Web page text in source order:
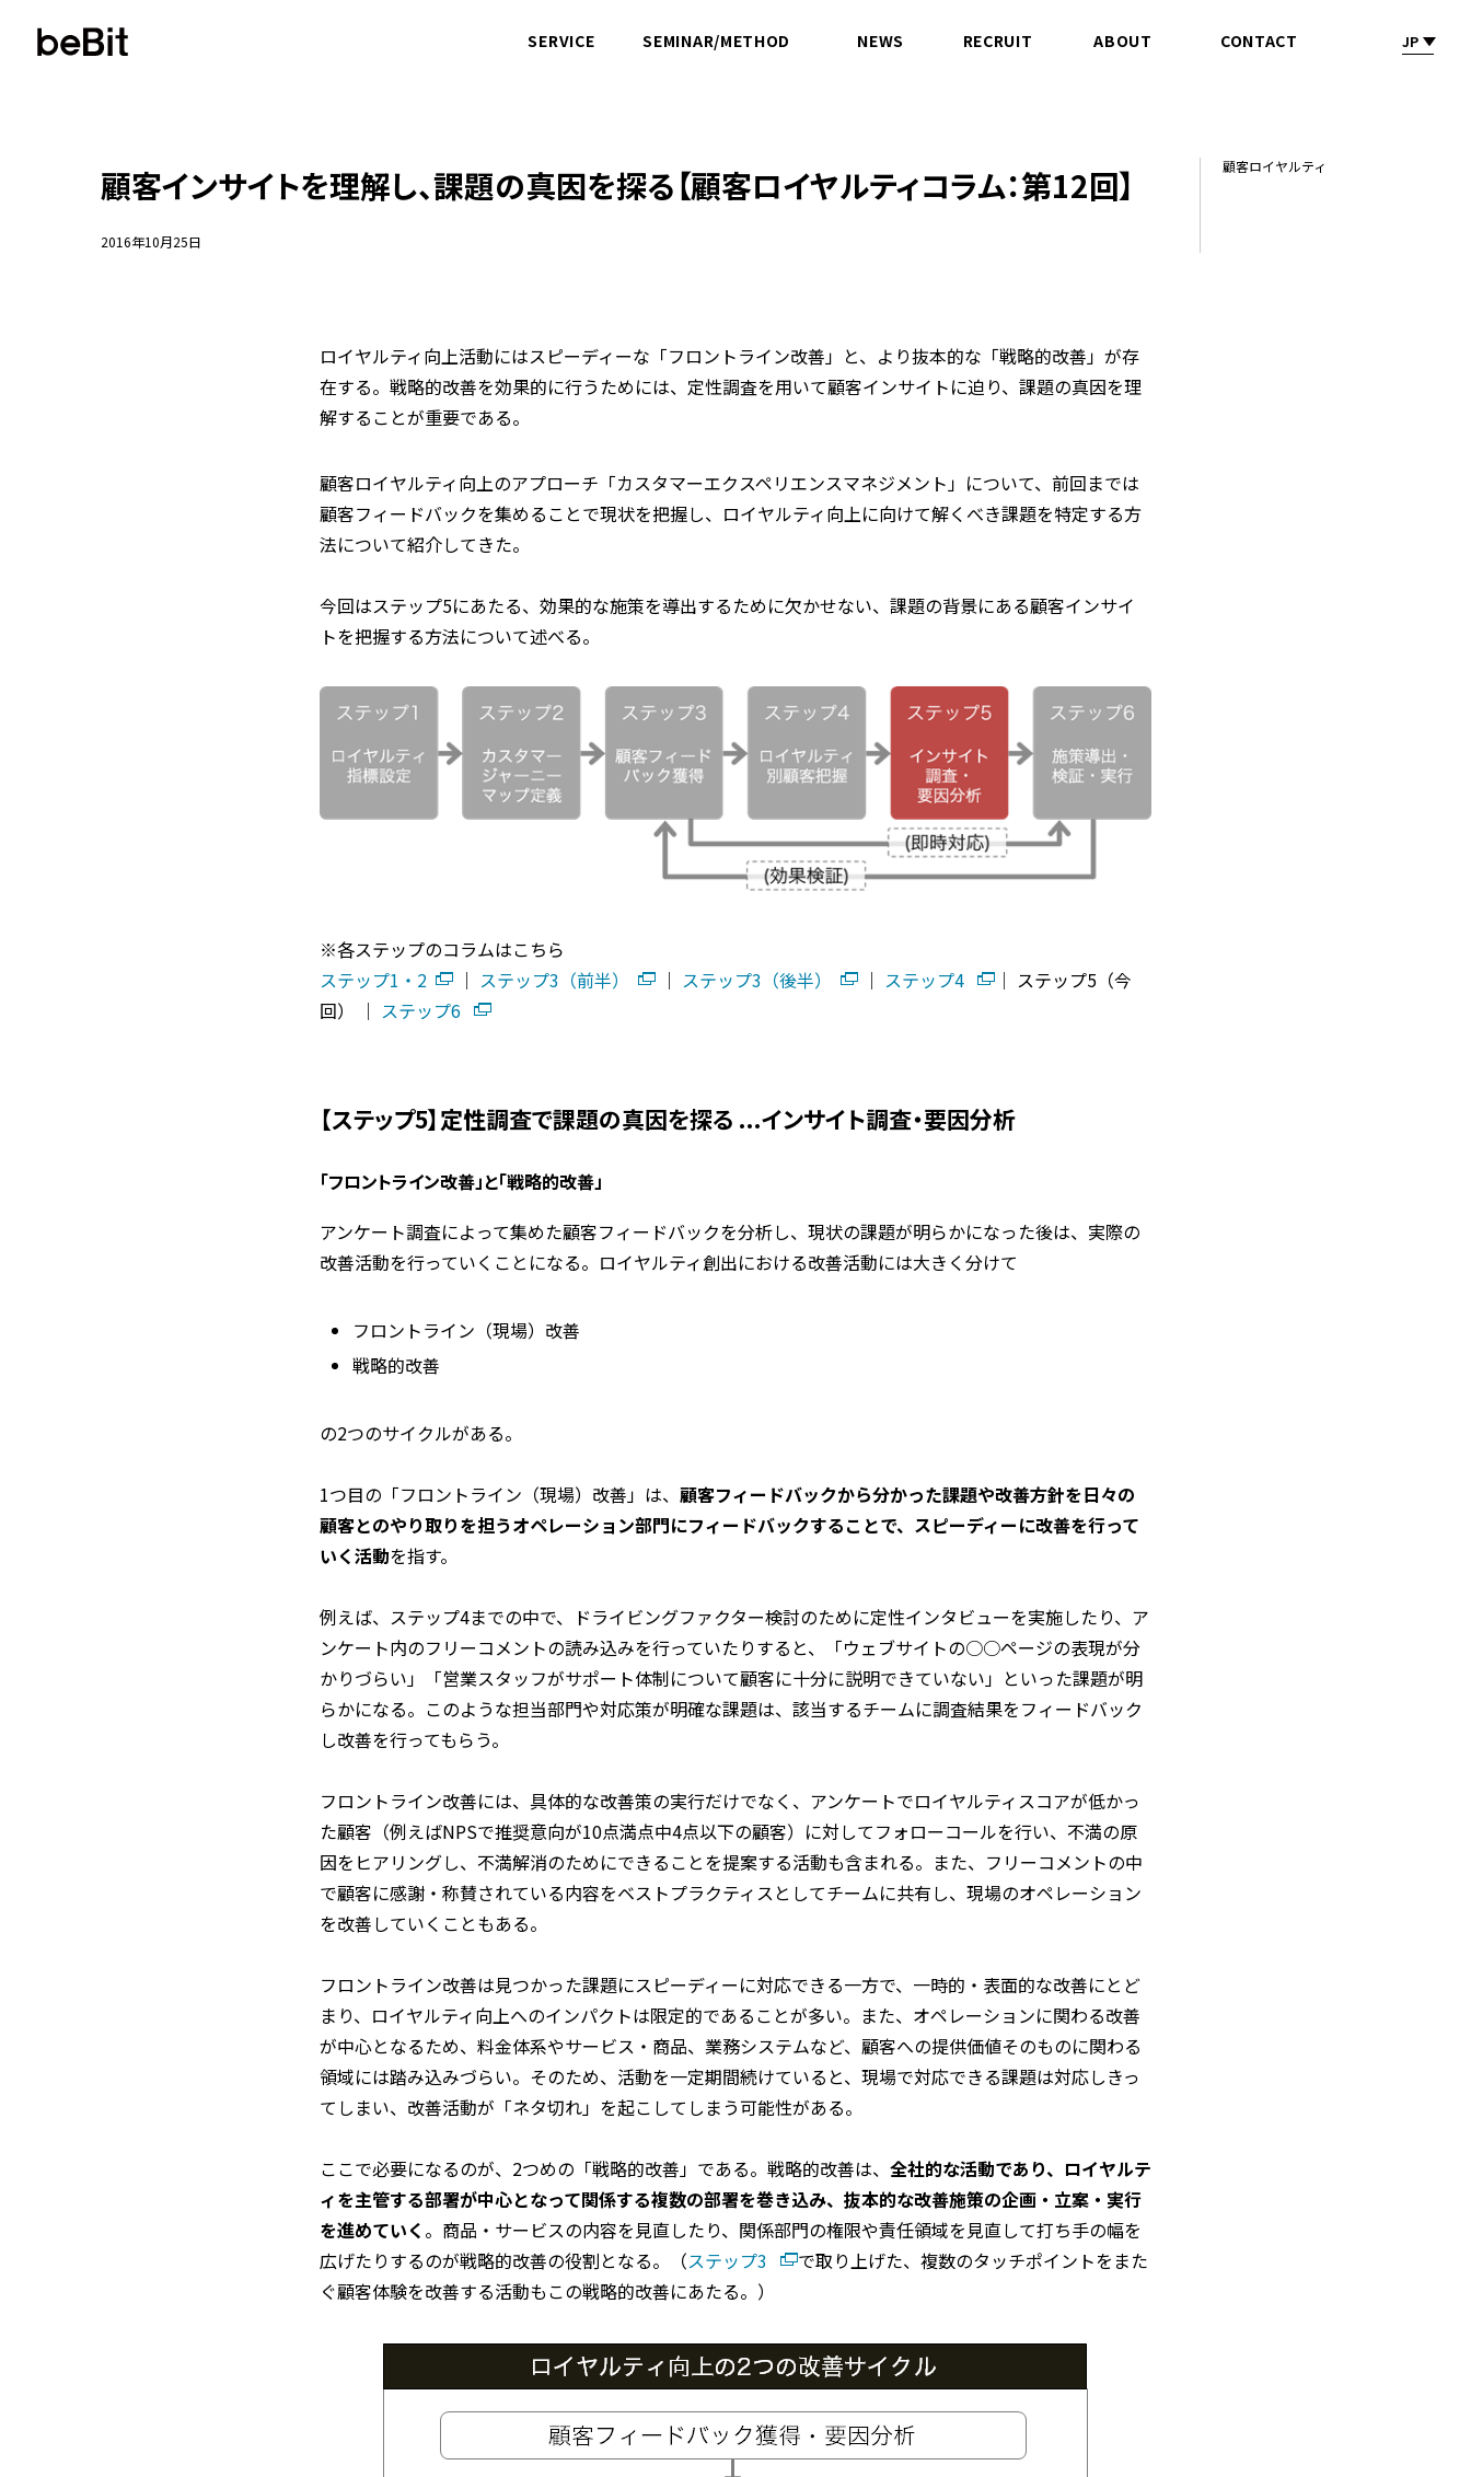
SERVICE SEMINAR/METHOD NEWS RECRUIT ABOUT CONTACT JP
顧客インサイトを理解し、課題の真因を探る【顧客ロイヤルティコラム：第12回】
2016年10月25日
顧客ロイヤルティ
ロイヤルティ向上活動にはスピーディーな「フロントライン改善」と、より抜本的な「戦略的改善」が存
在する。戦略的改善を効果的に行うためには、定性調査を用いて顧客インサイトに迫り、課題の真因を理
解することが重要である。
顧客ロイヤルティ向上のアプローチ「カスタマーエクスペリエンスマネジメント」について、前回までは
顧客フィードバックを集めることで現状を把握し、ロイヤルティ向上に向けて解くべき課題を特定する方
法について紹介してきた。
今回はステップ5にあたる、効果的な施策を導出するために欠かせない、課題の背景にある顧客インサイ
トを把握する方法について述べる。
※各ステップのコラムはこちら
ステップ1・2
│ ステップ3（前半） │ ステップ3（後半） │ ステップ4
│ ステップ5（今
回） │ ステップ6
【ステップ5】定性調査で課題の真因を探る ...インサイト調査・要因分析
「フロントライン改善」と「戦略的改善」
アンケート調査によって集めた顧客フィードバックを分析し、現状の課題が明らかになった後は、実際の
改善活動を行っていくことになる。ロイヤルティ創出における改善活動には大きく分けて
フロントライン（現場）改善
戦略的改善
の2つのサイクルがある。
1つ目の「フロントライン（現場）改善」は、 顧客フィードバックから分かった課題や改善方針を日々の
顧客とのやり取りを担うオペレーション部門にフィードバックすることで、スピーディーに改善を行って
いく活動を指す。
例えば、ステップ4までの中で、ドライビングファクター検討のために定性インタビューを実施したり、ア
ンケート内のフリーコメントの読み込みを行っていたりすると、「ウェブサイトの○○ページの表現が分
かりづらい」「営業スタッフがサポート体制について顧客に十分に説明できていない」といった課題が明
らかになる。このような担当部門や対応策が明確な課題は、該当するチームに調査結果をフィードバック
し改善を行ってもらう。
フロントライン改善には、具体的な改善策の実行だけでなく、アンケートでロイヤルティスコアが低かっ
た顧客（例えばNPSで推奨意向が10点満点中4点以下の顧客）に対してフォローコールを行い、不満の原
因をヒアリングし、不満解消のためにできることを提案する活動も含まれる。また、フリーコメントの中
で顧客に感謝・称賛されている内容をベストプラクティスとしてチームに共有し、現場のオペレーション
を改善していくこともある。
フロントライン改善は見つかった課題にスピーディーに対応できる一方で、一時的・表面的な改善にとど
まり、ロイヤルティ向上へのインパクトは限定的であることが多い。また、オペレーションに関わる改善
が中心となるため、料金体系やサービス・商品、業務システムなど、顧客への提供価値そのものに関わる
領域には踏み込みづらい。そのため、活動を一定期間続けていると、現場で対応できる課題は対応しきっ
てしまい、改善活動が「ネタ切れ」を起こしてしまう可能性がある。
ここで必要になるのが、2つめの「戦略的改善」である。戦略的改善は、 全社的な活動であり、ロイヤルテ
ィを主管する部署が中心となって関係する複数の部署を巻き込み、抜本的な改善施策の企画・立案・実行
を進めていく 。商品・サービスの内容を見直したり、関係部門の権限や責任領域を見直して打ち手の幅を
広げたりするのが戦略的改善の役割となる。（ステップ3
で取り上げた、複数のタッチポイントをまた
ぐ顧客体験を改善する活動もこの戦略的改善にあたる。）